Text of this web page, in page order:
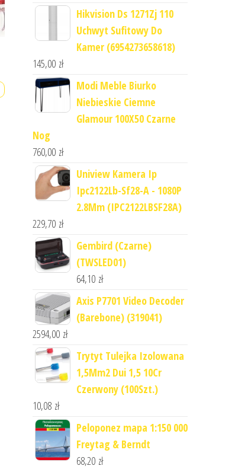
Hikvision Ds 1271Zj 110
Uchwyt Sufitowy Do
Kamer (6954273658618)
145,00 zł
Modi Meble Biurko
Niebieskie Ciemne
Glamour 100X50 Czarne
Nog
760,00 zł
Uniview Kamera Ip
Ipc2122Lb-Sf28-A - 1080P
2.8Mm (IPC2122LBSF28A)
229,70 zł
Gembird (Czarne)
(TWSLED01)
64,10 zł
Axis P7701 Video Decoder
(Barebone) (319041)
2594,00 zł
Trytyt Tulejka Izolowana
1,5Mm2 Dui 1,5 10Cr
Czerwony (100Szt.)
10,08 zł
Peloponez mapa 1:150 000
Freytag & Berndt
68,20 zł